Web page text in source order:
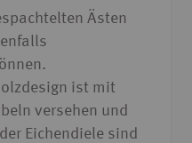
Ästen
ist mit
versehen und
Eichendiele sind